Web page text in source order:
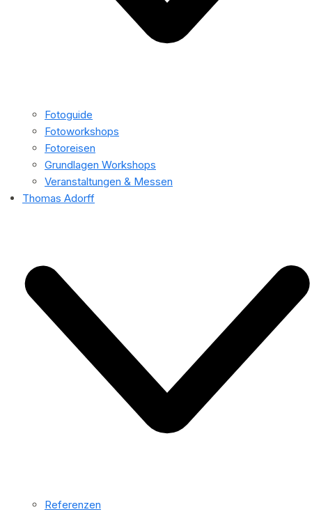
Fotoguide
Fotoworkshops
Fotoreisen
Grundlagen Workshops
Veranstaltungen & Messen
Thomas Adorff
Referenzen